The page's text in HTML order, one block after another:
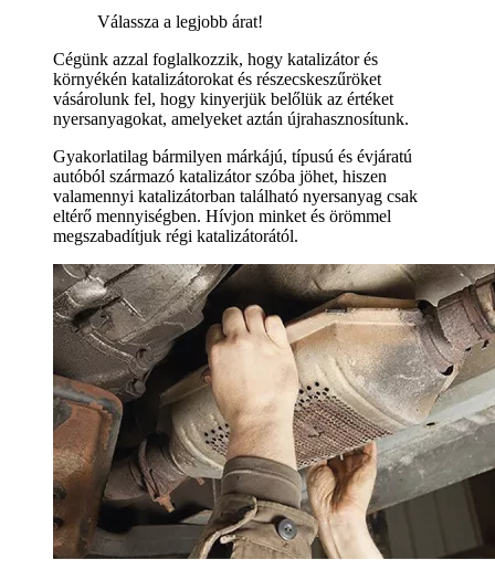
Válassza a legjobb árat!
Cégünk azzal foglalkozzik, hogy katalizátor és
környékén katalizátorokat és részecskeszűröket
vásárolunk fel, hogy kinyerjük belőlük az értéket
nyersanyagokat, amelyeket aztán újrahasznosítunk.
Gyakorlatilag bármilyen márkájú, típusú és évjáratú
autóból származó katalizátor szóba jöhet, hiszen
valamennyi katalizátorban található nyersanyag csak
eltérő mennyiségben. Hívjon minket és örömmel
megszabadítjuk régi katalizátorától.